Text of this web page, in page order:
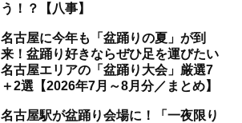
う！？【八事】
名古屋に今年も「盆踊りの夏」が到
来！盆踊り好きならぜひ足を運びたい
名古屋エリアの「盆踊り大会」厳選7
＋2選【2026年7月～8月分／まとめ】
名古屋駅が盆踊り会場に！「一夜限り